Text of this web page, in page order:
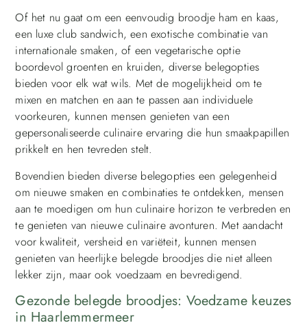
Of het nu gaat om een eenvoudig broodje ham en kaas,
een luxe club sandwich, een exotische combinatie van
internationale smaken, of een vegetarische optie
boordevol groenten en kruiden, diverse belegopties
bieden voor elk wat wils. Met de mogelijkheid om te
mixen en matchen en aan te passen aan individuele
voorkeuren, kunnen mensen genieten van een
gepersonaliseerde culinaire ervaring die hun smaakpapillen
prikkelt en hen tevreden stelt.
Bovendien bieden diverse belegopties een gelegenheid
om nieuwe smaken en combinaties te ontdekken, mensen
aan te moedigen om hun culinaire horizon te verbreden en
te genieten van nieuwe culinaire avonturen. Met aandacht
voor kwaliteit, versheid en variëteit, kunnen mensen
genieten van heerlijke belegde broodjes die niet alleen
lekker zijn, maar ook voedzaam en bevredigend.
Gezonde belegde broodjes: Voedzame keuzes
in Haarlemmermeer